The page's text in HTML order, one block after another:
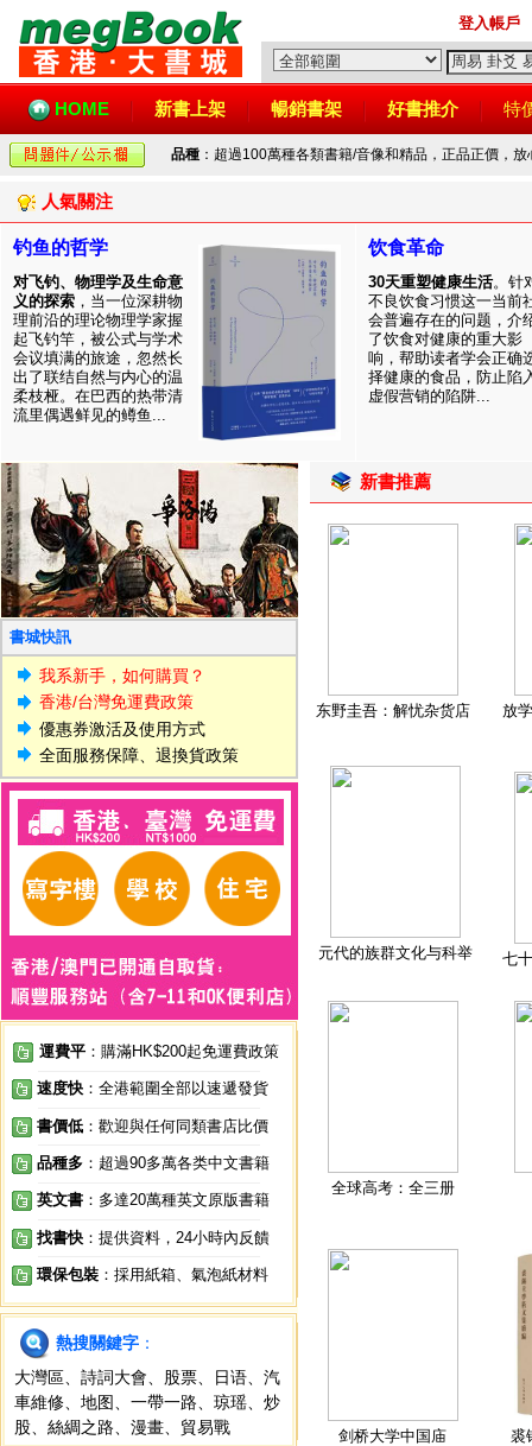
登入帳戶
HOME 新書上架 暢銷書架 好書推介 特
品種 ：超過100萬種各類書籍/音像和精品，正品正價，
人氣關注
钓鱼的哲学
对飞钓、物理学及生命意
义的探索 ，当一位深耕物
理前沿的理论物理学家握
起飞钓竿，被公式与学术
会议填满的旅途，忽然长
出了联结自然与内心的温
柔枝桠。在巴西的热带清
流里偶遇鲜见的鳟鱼...
饮食革命
30天重塑健康生活。针
不良饮食习惯这一当前
会普遍存在的问题，介
了饮食对健康的重大影
响，帮助读者学会正确
择健康的食品，防止陷
虚假营销的陷阱...
書城快訊
我系新手，如何購買？
香港/台灣免運費政策
優惠券激活及使用方式
全面服務保障、退換貨政策
運費平 ：購滿HK$200起免運費政策
速度快 ：全港範圍全部以速遞發貨
書價低 ：歡迎與任何同類書店比價
品種多 ：超過90多萬各类中文書籍
英文書 ：多達20萬種英文原版書籍
找書快 ：提供資料，24小時內反饋
環保包裝 ：採用紙箱、氣泡紙材料
熱搜關鍵字 ：
大灣區
詩詞大會 股票 日语
汽
車維修
地图 一帶一路 琼瑶
炒
股
絲綢之路 漫畫 貿易戰
新書推薦
东野圭吾：解忧杂货店 放
元代的族群文化与科举 七
全球高考：全三册
剑桥大学中国庙 裘